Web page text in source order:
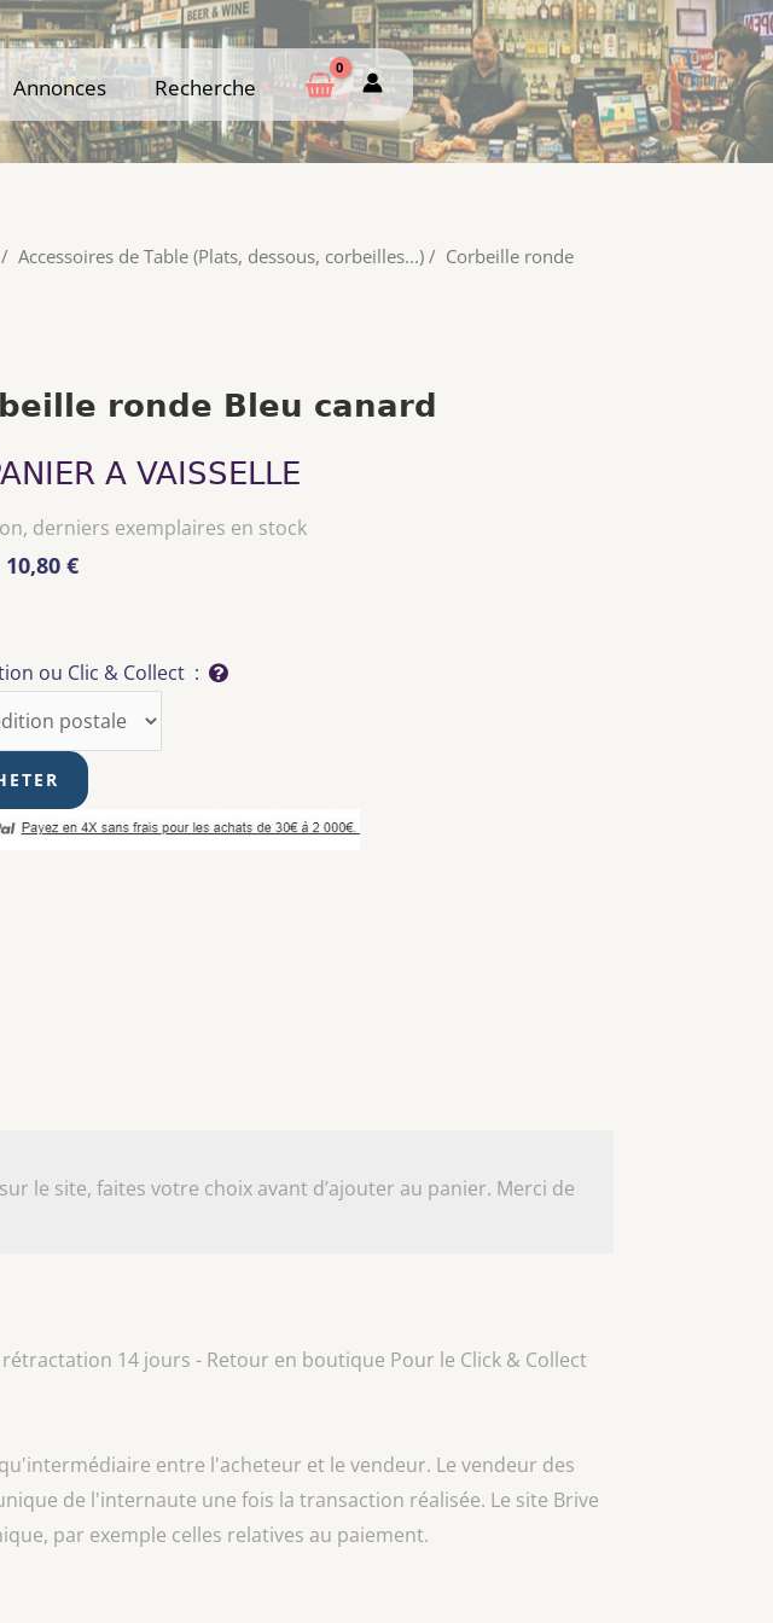
Annonces Recherche
Annonces Recherche
/ Accessoires de Table (Plats, dessous, corbeilles...) / Corbeille ronde
ronde Bleu canard
A VAISSELLE
derniers exemplaires en stock
€
ou Clic & Collect :
le site, faites votre choix avant d’ajouter au panier. Merci de
14 jours - Retour en boutique Pour le Click & Collect
entre l'acheteur et le vendeur. Le vendeur des
de l'internaute une fois la transaction réalisée. Le site Brive
par exemple celles relatives au paiement.